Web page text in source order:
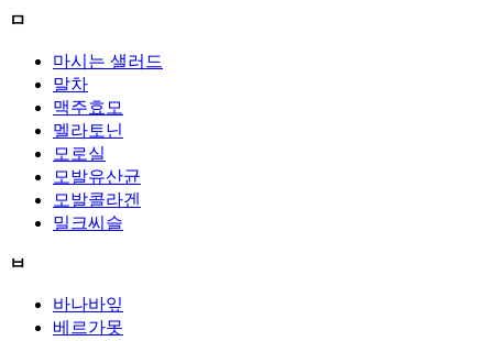
ㅁ
마시는 샐러드
말차
맥주효모
멜라토닌
모로실
모발유산균
모발콜라겐
밀크씨슬
ㅂ
바나바잎
베르가못